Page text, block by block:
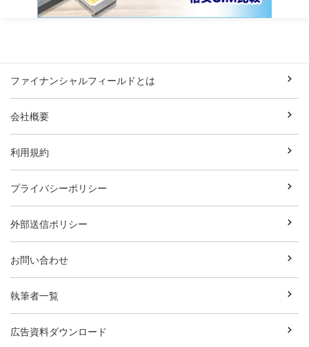
ファイナンシャルフィールドとは
会社概要
利用規約
プライバシーポリシー
外部送信ポリシー
お問い合わせ
執筆者一覧
広告資料ダウンロード